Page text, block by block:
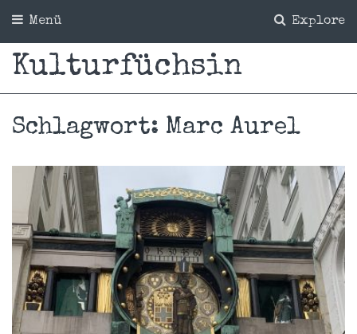
Explore
Menü
Kulturfüchsin
Schlagwort: Marc Aurel